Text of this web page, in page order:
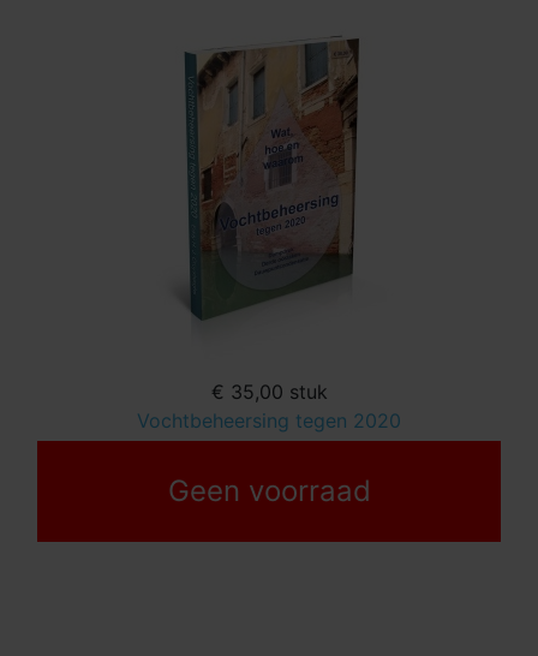
€ 35,00 stuk
Vochtbeheersing tegen 2020
Geen voorraad